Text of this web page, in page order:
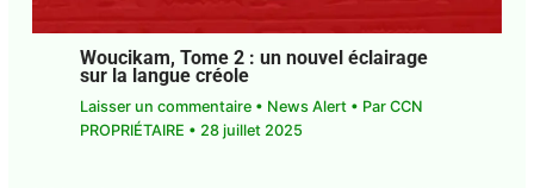
Woucikam, Tome 2 : un nouvel éclairage
sur la langue créole
Laisser un commentaire • News Alert• Par CCN
PROPRIÉTAIRE • 28 juillet 2025